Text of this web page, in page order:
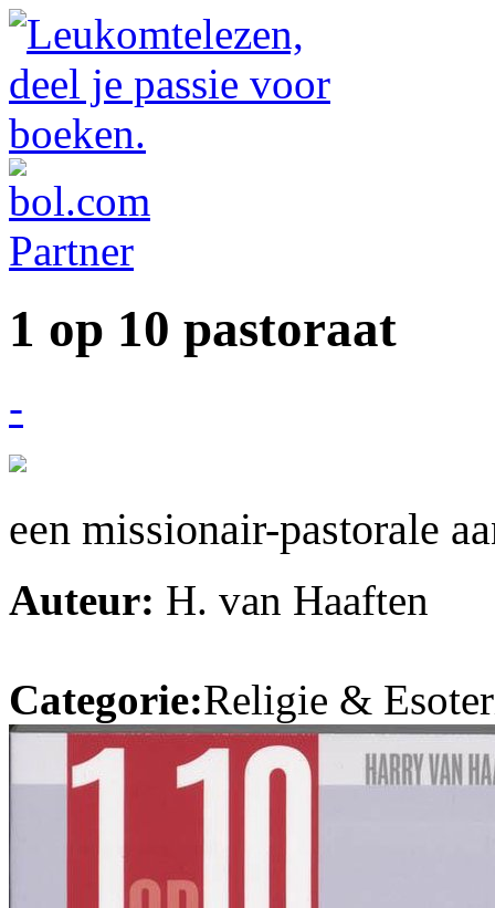
1 op 10 pastoraat
-
een missionair-pastorale
Auteur: H. van Haaften
Categorie:Religie &